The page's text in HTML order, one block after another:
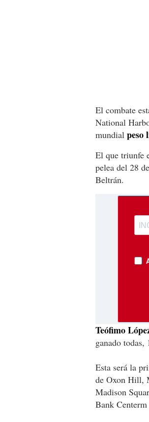
El combate
National
mundial peso
El que triunfe
pelea del 28
Beltrán.
Teófimo
ganado todas,
Esta será la
de Oxon Hill,
Madison
Bank